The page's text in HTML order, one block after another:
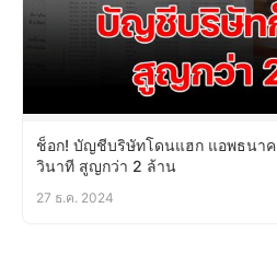
ช็อก! บัญชีบริษัทโดนแฮก แอพธนา
วินาที สูญกว่า 2 ล้าน
27 ธ.ค. 2024